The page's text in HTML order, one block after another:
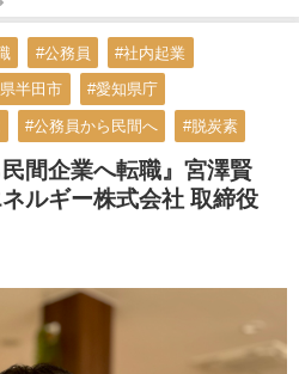
#公務員 #社内起業
半田市 #愛知県庁
#公務員から民間へ #脱炭素
間企業へ転職』宮澤賢
ルギー株式会社 取締役